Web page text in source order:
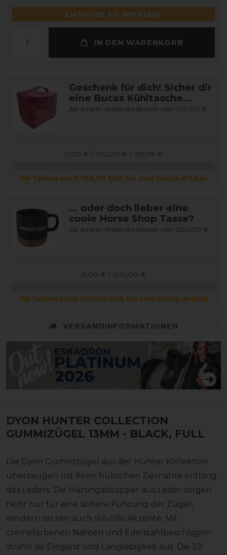
Lieferzeit 3-5 Werktage
IN DEN WARENKORB
Geschenk für dich! Sicher dir
eine Bucas Kühltasche...
Ab einem Warenkorbwert von 100,00 €
0,00 € / 100,00 € – 199,99 €
Dir fehlen noch 100,00 EUR bis zum Gratis-Artikel
... oder doch lieber eine
coole Horse Shop Tasse?
Ab einem Warenkorbwert von 200,00 €
0,00 € / 200,00 €
Dir fehlen noch 200,00 EUR bis zum Gratis-Artikel
VERSANDINFORMATIONEN
DYON HUNTER COLLECTION
GUMMIZÜGEL 13MM - BLACK, FULL
Die Dyon Gummizügel aus der Hunter Kollektion
überzeugen mit ihren hübschen Ziernähte entlang
des Leders. Die Martingalstopper aus Leder sorgen
nicht nur für eine sichere Führung der Zügel,
sondern setzen auch stilvolle Akzente. Mit
cremefarbenen Nähten und Edelstahlbeschlägen
strahlt sie Eleganz und Langlebigkeit aus. Die 1/2